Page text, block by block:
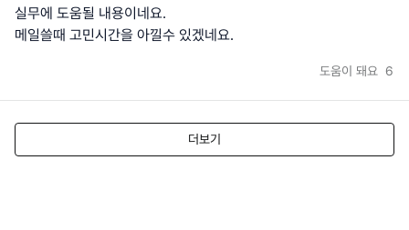
실무에 도움될 내용이네요.
메일쓸때 고민시간을 아낄수 있겠네요.
도움이 돼요 6
더보기